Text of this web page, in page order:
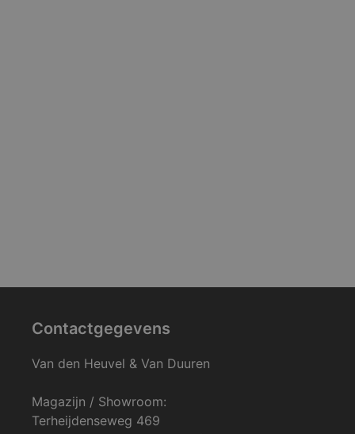
Contactgegevens
Van den Heuvel & Van Duuren
Magazijn / Showroom:
Terheijdenseweg 469